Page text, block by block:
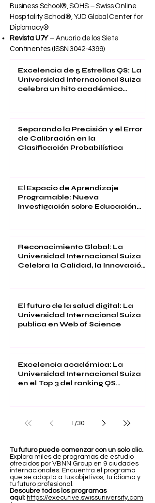
Business School®, SOHS – Swiss Online
Hospitality School®, YJD Global Center for
Diplomacy®
Revista U7Y– Anuario de los Siete
Continentes (ISSN3042-4399)
Excelencia de 5 Estrellas QS: La
Universidad Internacional Suiza
celebra un hito académico
Separando la Precisión y el Error
de Calibración en la
Clasificación Probabilística
El Espacio de Aprendizaje
Programable: Nueva
Investigación sobre Educación
Reconocimiento Global: La
Universidad Internacional Suiza
Celebra la Calidad, la Innovación
El futuro de la salud digital: La
Universidad Internacional Suiza
publica en Web of Science
Excelencia académica: La
Universidad Internacional Suiza
en el Top 3 del ranking QS
1 /30
Tu futuro puede comenzar con un solo clic.
Explora miles de programas de estudio
ofrecidos por VBNN Group en 9 ciudades
internacionales. Encuentra el programa
que se adapta a tus objetivos, tu idioma y
tu futuro profesional.
Descubre todos los programas
aquí: https://executive.swissuniversity.com